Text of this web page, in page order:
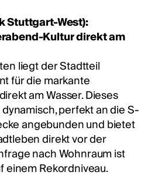
Stuttgart-West):
Kultur direkt am
liegt der Stadtteil
für die markante
am Wasser. Dieses
perfekt an die S-
angebunden und bietet
direkt vor der
nach Wohnraum ist
einem Rekordniveau.